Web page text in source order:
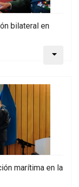
bilateral en
marítima en la